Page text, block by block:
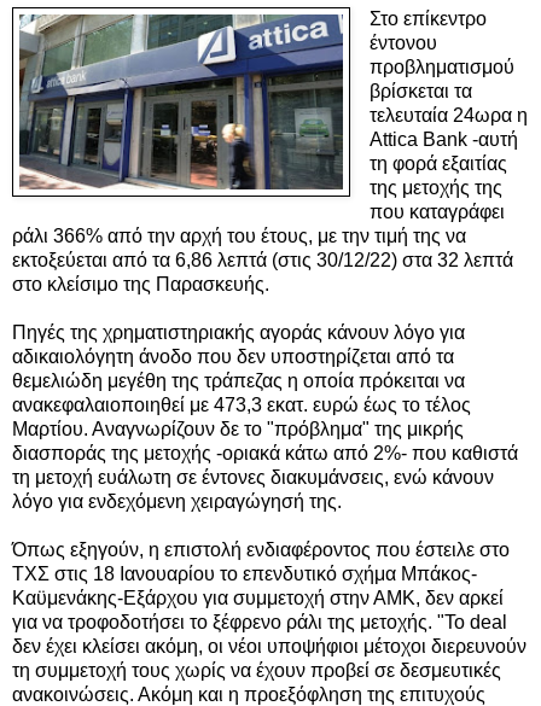
Στο επίκεντρο
έντονου
προβληματισμού
βρίσκεται τα
τελευταία 24ωρα η
Attica Bank -αυτή
τη φορά εξαιτίας
της μετοχής της
που καταγράφει
ράλι 366% από την αρχή του έτους, με την τιμή της να
εκτοξεύεται από τα 6,86 λεπτά (στις 30/12/22) στα 32 λεπτά
στο κλείσιμο της Παρασκευής.
Πηγές της χρηματιστηριακής αγοράς κάνουν λόγο για
αδικαιολόγητη άνοδο που δεν υποστηρίζεται από τα
θεμελιώδη μεγέθη της τράπεζας η οποία πρόκειται να
ανακεφαλαιοποιηθεί με 473,3 εκατ. ευρώ έως το τέλος
Μαρτίου. Αναγνωρίζουν δε το "πρόβλημα" της μικρής
διασποράς της μετοχής -οριακά κάτω από 2%- που καθιστά
τη μετοχή ευάλωτη σε έντονες διακυμάνσεις, ενώ κάνουν
λόγο για ενδεχόμενη χειραγώγησή της.
Όπως εξηγούν, η επιστολή ενδιαφέροντος που έστειλε στο
ΤΧΣ στις 18 Ιανουαρίου το επενδυτικό σχήμα Μπάκος-
Καϋμενάκης-Εξάρχου για συμμετοχή στην ΑΜΚ, δεν αρκεί
για να τροφοδοτήσει το ξέφρενο ράλι της μετοχής. "Το deal
δεν έχει κλείσει ακόμη, οι νέοι υποψήφιοι μέτοχοι διερευνούν
τη συμμετοχή τους χωρίς να έχουν προβεί σε δεσμευτικές
ανακοινώσεις. Ακόμη και η προεξόφληση της επιτυχούς